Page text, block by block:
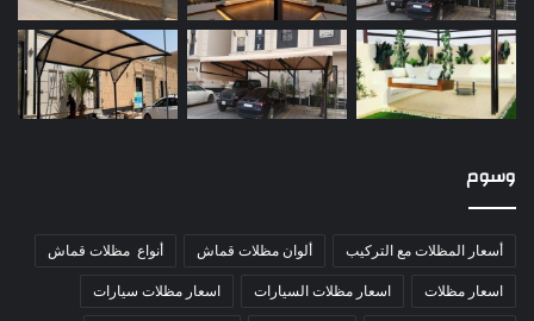
وسوم
أسعار المظلات مع التركيب ألوان مظلات قماش أنواع مظلات قماش
اسعار مظلات اسعار مظلات السيارات اسعار مظلات سيارات